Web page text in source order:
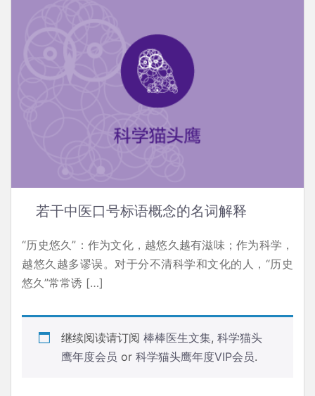
若干中医口号标语概念的名词解释
“历史悠久”：作为文化，越悠久越有滋味；作为科学，
越悠久越多谬误。对于分不清科学和文化的人，“历史
悠久”常常诱 […]
继续阅读请订阅 棒棒医生文集, 科学猫头
鹰年度会员 or 科学猫头鹰年度VIP会员.